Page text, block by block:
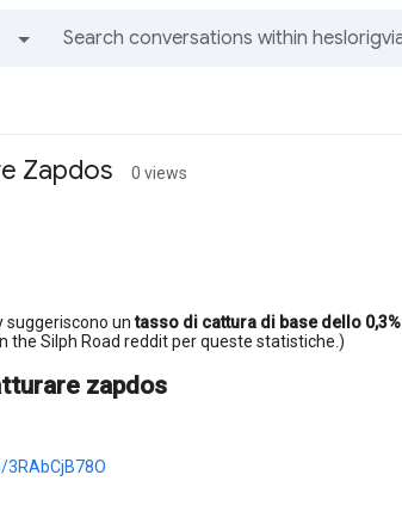
Zapdos 0 views
suggeriscono untasso di cattura di base dello 0,3%
the Silph Road reddit per queste statistiche.)
zapdos